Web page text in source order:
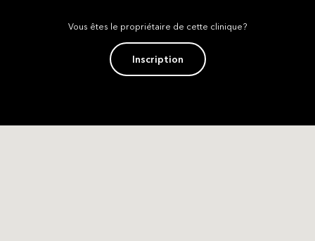
Vous êtes le propriétaire de cette clinique?
Inscription